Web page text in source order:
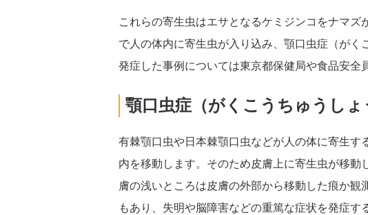
これらの寄生虫はエサとなるケミジンコをナマズ
で人の体内に寄生虫が入り込み、顎口虫症（がく
発症した事例については東京都保健局や食品安全
顎口虫症（がくこうちゅうしょ
有棘顎口虫や日本棘顎口虫などが人の体に寄生す
内を移動します。そのため皮膚上に寄生虫が移動
膚の浅いところは皮膚の外部から移動した痕か
もあり、失明や脳障害などの重篤な症状を発症す